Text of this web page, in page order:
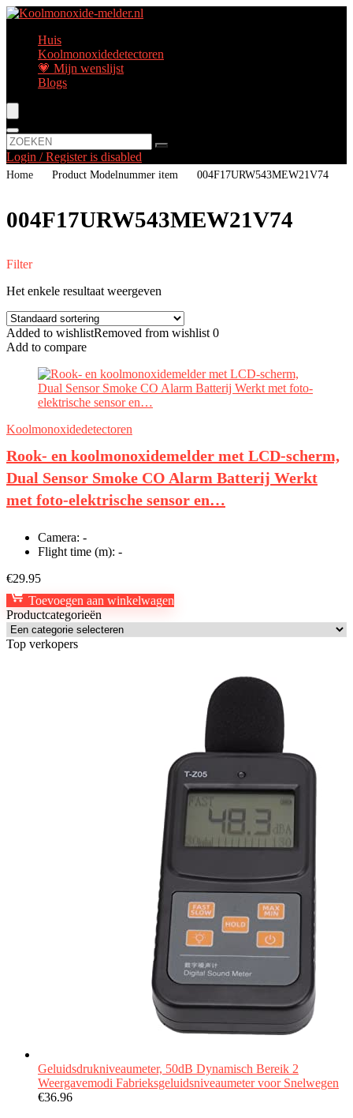
Huis
Koolmonoxidedetectoren
💗 Mijn wenslijst
Blogs
Login / Register is disabled
Home Product Modelnummer item ‎004F17URW543MEW21V74
‎004F17URW543MEW21V74
Filter
Het enkele resultaat weergeven
Added to wishlistRemoved from wishlist 0
Add to compare
Koolmonoxidedetectoren
Rook- en koolmonoxidemelder met LCD-scherm,
Dual Sensor Smoke CO Alarm Batterij Werkt
met foto-elektrische sensor en…
Camera: -
Flight time (m): -
€29.95
Toevoegen aan winkelwagen
Productcategorieën
Top verkopers
Geluidsdrukniveaumeter, 50dB Dynamisch Bereik 2
Weergavemodi Fabrieksgeluidsniveaumeter voor Snelwegen
€36.96